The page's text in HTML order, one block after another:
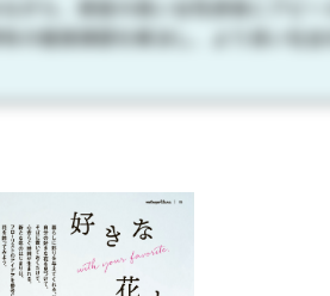
がら、感度の高い女性読者にアピー
の健康課題を解決し、より良い社